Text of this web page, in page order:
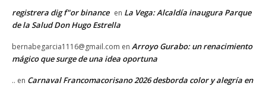
registrera dig f"or binance en La Vega: Alcaldía inaugura Parque
de la Salud Don Hugo Estrella
bernabegarcia1116@gmail.com en Arroyo Gurabo: un renacimiento
mágico que surge de una idea oportuna
.. en Carnaval Francomacorisano 2026 desborda color y alegría en